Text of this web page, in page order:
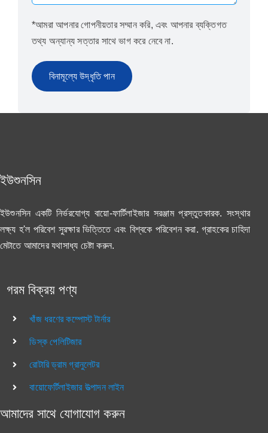
*আমরা আপনার গোপনীয়তার সম্মান করি, এবং আপনার ব্যক্তিগত
তথ্য অন্যান্য সত্তার সাথে ভাগ করে নেবে না.
ইউশুনসিন
ইউশুনসিন একটি নির্ভরযোগ্য বায়ো-ফার্টিলাইজার সরঞ্জাম প্রস্তুতকারক. সংস্থার
লক্ষ্য হ'ল পরিবেশ সুরক্ষার ভিত্তিতে এবং বিশ্বকে পরিবেশন করা. গ্রাহকের চাহিদা
মেটাতে আমাদের যথাসাধ্য চেষ্টা করুন.
গরম বিক্রয় পণ্য
খাঁজ ধরণের কম্পোস্ট টার্নার
ডিস্ক পেলিটিজার
রোটারি ড্রাম গ্রানুলেটর
বায়োফের্টিলাইজার উত্পাদন লাইন
আমাদের সাথে যোগাযোগ করুন